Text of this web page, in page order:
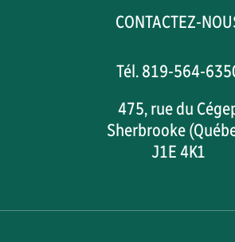
CONTACTEZ-
Tél. 819-564-
475, rue du
Sherbrooke
J1E 4K1